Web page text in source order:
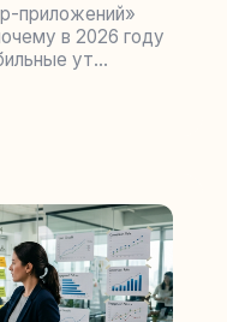
приложений»
в 2026 году
ут...